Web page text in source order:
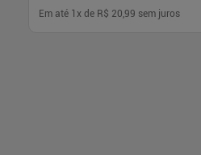
Em até 1 x de R$ 20,99 sem juros